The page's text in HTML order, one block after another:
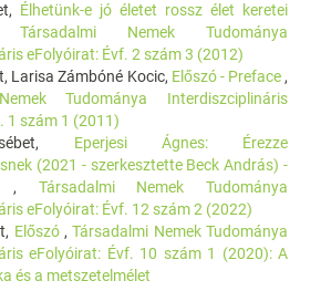
Élhetünk-e jó életet rossz élet keretei
Társadalmi Nemek Tudománya
eFolyóirat: Évf. 2 szám 3 (2012)
Larisa Zámbóné Kocic, Előszó - Preface ,
Tudománya Interdiszciplináris
1 szám 1 (2011)
Eperjesi Ágnes: Érezze
(2021 - szerkesztette Beck András) -
, Társadalmi Nemek Tudománya
eFolyóirat: Évf. 12 szám 2 (2022)
Előszó ,Társadalmi Nemek Tudománya
eFolyóirat: Évf. 10 szám 1 (2020): A
és a metszetelmélet